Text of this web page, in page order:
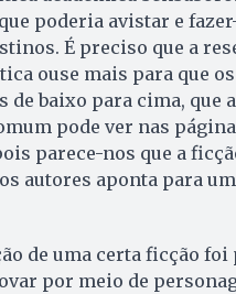
poderia avistar e
É preciso que a
ouse mais para que
de baixo para cima, que
pode ver nas
parece-nos que a
autores aponta para
de uma certa ficção
por meio de